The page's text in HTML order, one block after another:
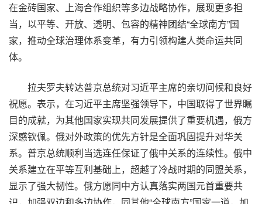
在金砖国家、上海合作组织等多边战略协作，展现更多担
当，以平等、开放、透明、包容的精神团结“全球南方”国
家，推动全球治理体系变革，有力引领构建人类命运共同
体。
拉夫罗夫转达普京总统对习近平主席的亲切问候和良好
祝愿。表示，在习近平主席坚强领导下，中国取得了世界瞩
目的成就，为其他国家实现共同发展提供了重要机遇，俄方
深感钦佩。俄对外政策的优先方针是全面巩固提升对华关
系。普京总统顺利当选连任保证了俄中关系的连续性。俄中
关系建立在平等互利基础上，超越了冷战时期的同盟关系，
显示了强大韧性。俄方愿同中方认真落实两国元首重要共